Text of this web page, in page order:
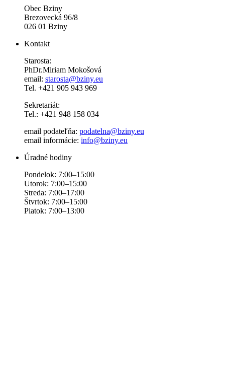
Obec Bziny
Brezovecká 96/8
026 01 Bziny
Kontakt
Starosta:
PhDr.Miriam Mokošová
email: starosta@bziny.eu
Tel. +421 905 943 969
Sekretariát:
Tel.: +421 948 158 034
email podateľňa: podatelna@bziny.eu
email informácie: info@bziny.eu
Úradné hodiny
Pondelok: 7:00–15:00
Utorok: 7:00–15:00
Streda: 7:00–17:00
Štvrtok: 7:00–15:00
Piatok: 7:00–13:00